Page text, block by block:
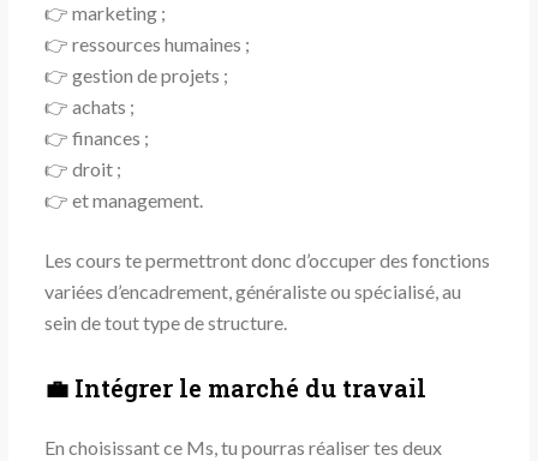
👉 marketing ;
👉 ressources humaines ;
👉 gestion de projets ;
👉 achats ;
👉 finances ;
👉 droit ;
👉 et management.
Les cours te permettront donc d’occuper des fonctions
variées d’encadrement, généraliste ou spécialisé, au
sein de tout type de structure.
💼 Intégrer le marché du travail
En choisissant ce Ms, tu pourras réaliser tes deux